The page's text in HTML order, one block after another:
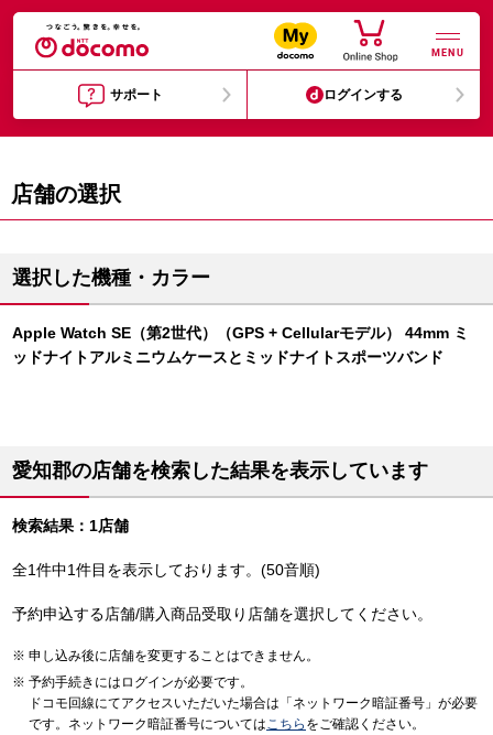
MENU
サポート ログインする
店舗の選択
選択した機種・カラー
Apple Watch SE（第2世代）（GPS + Cellularモデル） 44mm ミ
ッドナイトアルミニウムケースとミッドナイトスポーツバンド
愛知郡の店舗を検索した結果を表示しています
検索結果：1店舗
全1件中1件目を表示しております。(50音順)
予約申込する店舗/購入商品受取り店舗を選択してください。
申し込み後に店舗を変更することはできません。
予約手続きにはログインが必要です。
ドコモ回線にてアクセスいただいた場合は「ネットワーク暗証番号」が必要
です。ネットワーク暗証番号についてはこちら をご確認ください。